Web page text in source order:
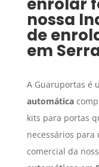
enrolar
nossa
de
em
A Guaruportas é
automática
kits para portas
necessários para
comercial da